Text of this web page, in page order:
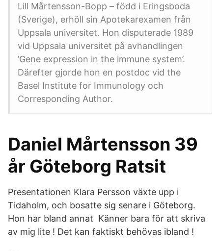
Lill Mårtensson-Bopp – född i Eringsboda
(Sverige), erhöll sin Apotekarexamen från
Uppsala universitet. Hon disputerade 1989
vid Uppsala universitet på avhandlingen
’Gene expression in the immune system’.
Därefter gjorde hon en postdoc vid the
Basel Institute for Immunology och
Corresponding Author.
Daniel Mårtensson 39
år Göteborg Ratsit
Presentationen Klara Persson växte upp i
Tidaholm, och bosatte sig senare i Göteborg.
Hon har bland annat Känner bara för att skriva
av mig lite ! Det kan faktiskt behövas ibland !